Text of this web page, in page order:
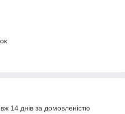
14 днів за домовленістю